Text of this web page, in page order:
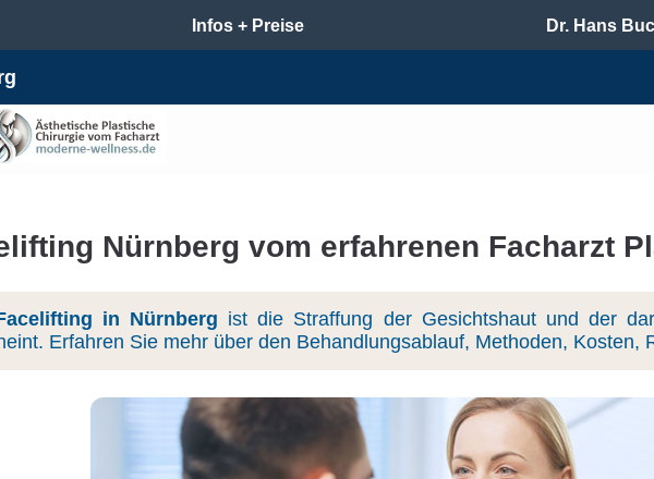
Infos + Preise Dr. Hans
Nürnberg vom erfahrenen Facharzt
in Nürnberg ist die Straffung der Gesichtshaut und der
Erfahren Sie mehr über den Behandlungsablauf, Methoden, Kosten,